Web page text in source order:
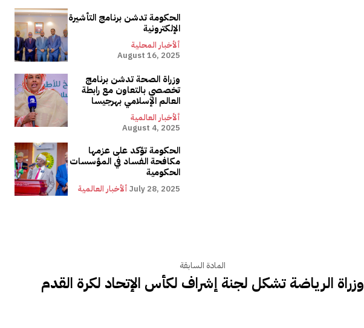
الحكومة تدشن برنامج التأشيرة
الإلكترونية
ألأخبار المحلية
August 16, 2025
وزراة الصحة تدشن برنامج
تخصصي بالتعاون مع رابطة
العالم الإسلامي بهرجيسا
ألأخبار العالمية
August 4, 2025
الحكومة تؤكد على عزمها
مكافحة الفساد في المؤسسات
الحكومية
ألأخبار العالمية July 28, 2025
المادة السابقة
وزراة الرياضة تشكل لجنة إشراف لكأس الإتحاد لكرة القدم